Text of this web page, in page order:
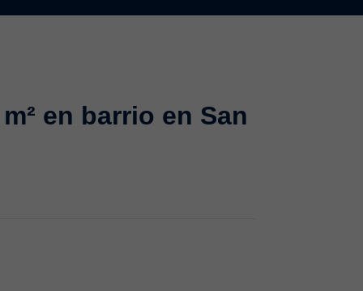
en barrio en San